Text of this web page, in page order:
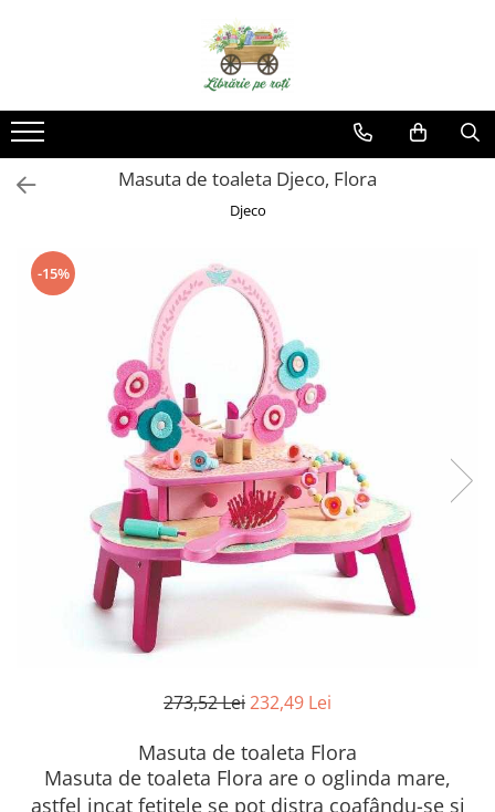
Masuta de toaleta Djeco, Flora
Djeco
-15%
273,52 Lei232,49 Lei
Masuta de toaleta Flora
Masuta de toaleta Flora are o oglinda mare,
astfel incat fetitele se pot distra coafându-se și